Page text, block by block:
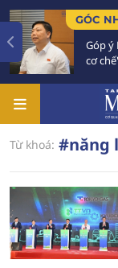
GÓC
Góp ý
cơ
Từ khoá: #năng